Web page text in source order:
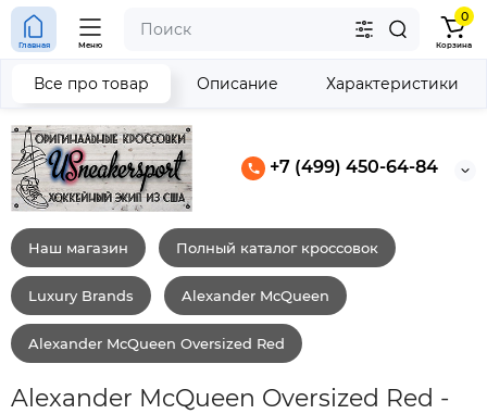
+7 (499) 450-64-84
Главная Меню
0
Корзина
Наш магазин Полный каталог кроссовок
Luxury Brands Alexander McQueen
Alexander McQueen Oversized Red
Alexander McQueen Oversized Red -
Все про товар Описание Характеристики